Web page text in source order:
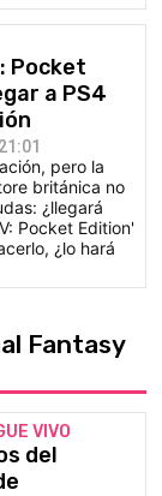
Pocket
a PS4
pero la
británica no
¿llegará
Pocket Edition'
¿lo hará
Fantasy
VIVO
del